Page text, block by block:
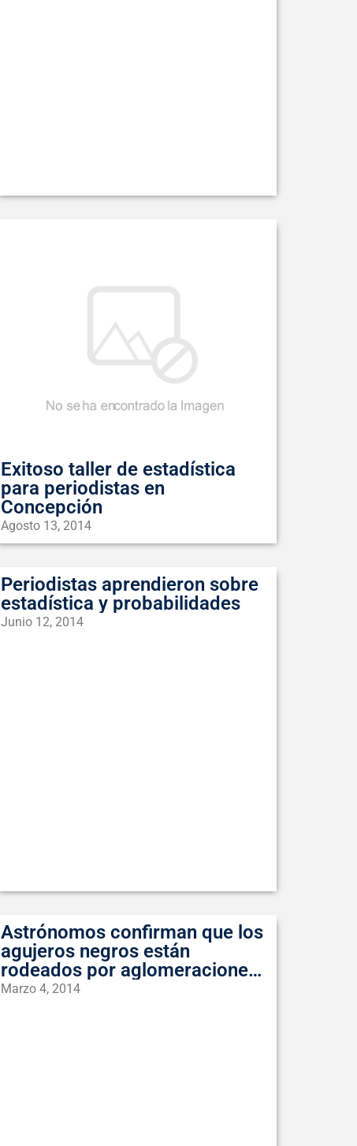
Exitoso taller de estadística
para periodistas en
Concepción
Agosto 13, 2014
Periodistas aprendieron sobre
estadística y probabilidades
Junio 12, 2014
Astrónomos confirman que los
agujeros negros están
rodeados por aglomeraciones
de polvo y gas
Marzo 4, 2014